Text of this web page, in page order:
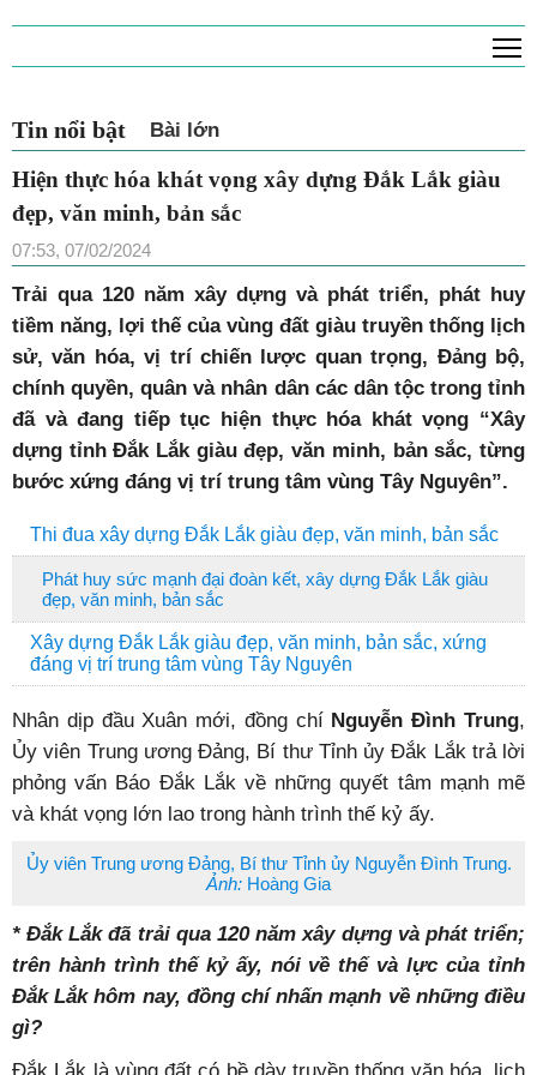
Tin nổi bật Bài lớn
Hiện thực hóa khát vọng xây dựng Đắk
Lắk giàu đẹp, văn minh, bản sắc
07:53, 07/02/2024
Trải qua 120 năm xây dựng và phát triển, phát huy
tiềm năng, lợi thế của vùng đất giàu truyền thống lịch
sử, văn hóa, vị trí chiến lược quan trọng, Đảng bộ,
chính quyền, quân và nhân dân các dân tộc trong tỉnh
đã và đang tiếp tục hiện thực hóa khát vọng “Xây
dựng tỉnh Đắk Lắk giàu đẹp, văn minh, bản sắc, từng
bước xứng đáng vị trí trung tâm vùng Tây Nguyên”.
Thi đua xây dựng Đắk Lắk giàu đẹp, văn minh, bản sắc
Phát huy sức mạnh đại đoàn kết, xây dựng Đắk Lắk giàu
đẹp, văn minh, bản sắc
Xây dựng Đắk Lắk giàu đẹp, văn minh, bản sắc, xứng
đáng vị trí trung tâm vùng Tây Nguyên
Nhân dịp đầu Xuân mới, đồng chí Nguyễn Đình Trung,
Ủy viên Trung ương Đảng, Bí thư Tỉnh ủy Đắk Lắk trả lời
phỏng vấn Báo Đắk Lắk về những quyết tâm mạnh mẽ
và khát vọng lớn lao trong hành trình thế kỷ ấy.
Ủy viên Trung ương Đảng, Bí thư Tỉnh ủy Nguyễn Đình Trung.
Ảnh: Hoàng Gia
* Đắk Lắk đã trải qua 120 năm xây dựng và phát triển;
trên hành trình thế kỷ ấy, nói về thế và lực của tỉnh
Đắk Lắk hôm nay, đồng chí nhấn mạnh về những điều
gì?
Đắk Lắk là vùng đất có bề dày truyền thống văn hóa, lịch